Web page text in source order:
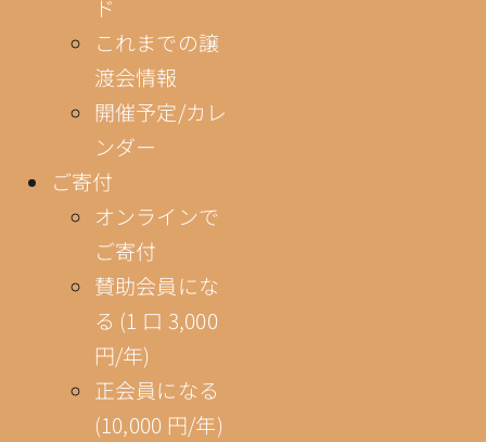
ド
これまでの譲
渡会情報
開催予定/カレ
ンダー
ご寄付
オンラインで
ご寄付
賛助会員にな
る (1 口 3,000
円/年)
正会員になる
(10,000 円/年)